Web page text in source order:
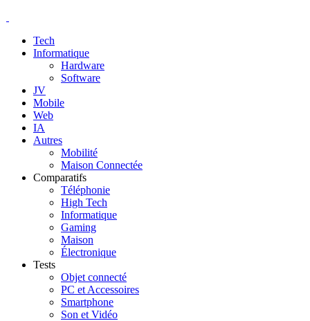
Tech
Informatique
Hardware
Software
JV
Mobile
Web
IA
Autres
Mobilité
Maison Connectée
Comparatifs
Téléphonie
High Tech
Informatique
Gaming
Maison
Électronique
Tests
Objet connecté
PC et Accessoires
Smartphone
Son et Vidéo